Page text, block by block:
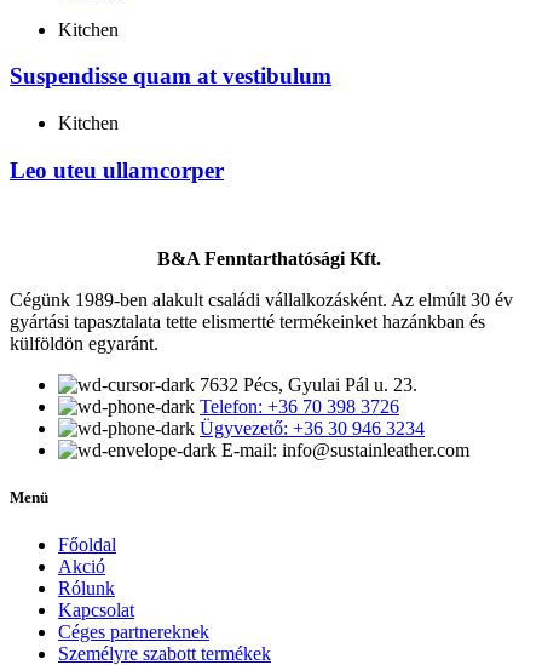
Kitchen
Suspendisse quam at vestibulum
Kitchen
Leo uteu ullamcorper
B&A Fenntarthatósági Kft.
Cégünk 1989-ben alakult családi vállalkozásként. Az elmúlt 30 év
gyártási tapasztalata tette elismertté termékeinket hazánkban és
külföldön egyaránt.
7632 Pécs, Gyulai Pál u. 23.
Telefon: +36 70 398 3726
Ügyvezető: +36 30 946 3234
E-mail: info@sustainleather.com
Menü
Főoldal
Akció
Rólunk
Kapcsolat
Céges partnereknek
Személyre szabott termékek